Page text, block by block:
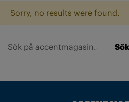
Sorry, no results were found.
Sök